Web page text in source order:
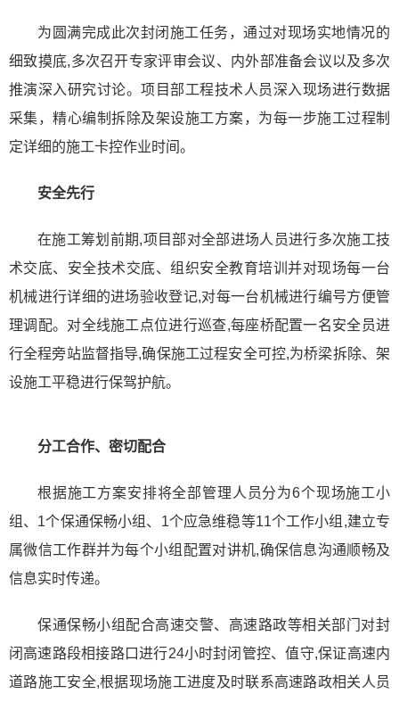
为圆满完成此次封闭施工任务，通过对现场实地情况的
细致摸底,多次召开专家评审会议、内外部准备会议以及多次
推演深入研究讨论。项目部工程技术人员深入现场进行数据
采集，精心编制拆除及架设施工方案，为每一步施工过程制
定详细的施工卡控作业时间。
安全先行
在施工筹划前期,项目部对全部进场人员进行多次施工技
术交底、安全技术交底、组织安全教育培训并对现场每一台
机械进行详细的进场验收登记,对每一台机械进行编号方便管
理调配。对全线施工点位进行巡查,每座桥配置一名安全员进
行全程旁站监督指导,确保施工过程安全可控,为桥梁拆除、架
设施工平稳进行保驾护航。
分工合作、密切配合
根据施工方案安排将全部管理人员分为6个现场施工小
组、1个保通保畅小组、1个应急维稳等11个工作小组,建立专
属微信工作群并为每个小组配置对讲机,确保信息沟通顺畅及
信息实时传递。
保通保畅小组配合高速交警、高速路政等相关部门对封
闭高速路段相接路口进行24小时封闭管控、值守,保证高速内
道路施工安全,根据现场施工进度及时联系高速路政相关人员